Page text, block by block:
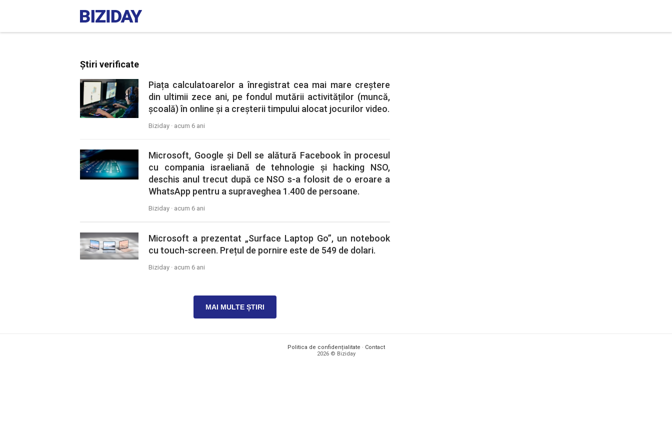
Știri verificate
Piața calculatoarelor a înregistrat cea mai mare creștere
din ultimii zece ani, pe fondul mutării activităților (muncă,
școală) în online și a creșterii timpului alocat jocurilor video.
Biziday · acum 6 ani
Microsoft, Google și Dell se alătură Facebook în procesul
cu compania israeliană de tehnologie și hacking NSO,
deschis anul trecut după ce NSO s-a folosit de o eroare a
WhatsApp pentru a supraveghea 1.400 de persoane.
Biziday · acum 6 ani
Microsoft a prezentat „Surface Laptop Go”, un notebook
cu touch-screen. Prețul de pornire este de 549 de dolari.
Biziday · acum 6 ani
MAI MULTE ȘTIRI
Politica de confidențialitate · Contact
2026 © Biziday